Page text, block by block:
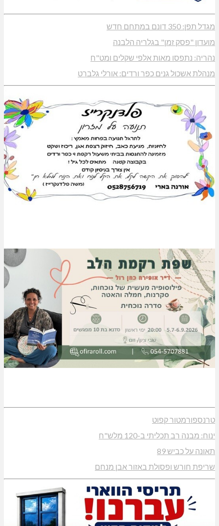
מגדל תפן: 350 דונם במתחם חדש
מועדון "פסק זמן" בגלריה הלבנה
נהריה: נתפסו מאות אלפי שקלים ומט"ח
מנהלת אשכול גנים כפר ורדים: אורלי גלברט
טרנספורמטור קפוט
ינוח: מבנה רב תכליתי ב-120 מלש"ח
תאונה על כביש 89
שריפת חורש ופסולת באזור אבן מנחם